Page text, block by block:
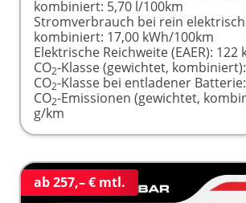
kombiniert: 5,70 l/100km
Stromverbrauch bei rein
kombiniert: 17,00 kWh/100km
Elektrische Reichweite (EAER): 122
CO2-Klasse (gewichtet, kombiniert):
CO2-Klasse bei entladener Batterie:
CO2-Emissionen (gewichtet,
g/km
ab 257,– € mtl.